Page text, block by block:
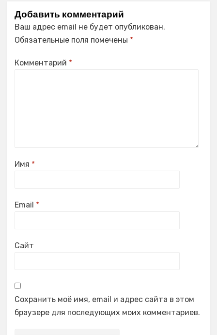
Добавить комментарий
Ваш адрес email не будет опубликован.
Обязательные поля помечены *
Комментарий *
Имя *
Email *
Сайт
Сохранить моё имя, email и адрес сайта в этом
браузере для последующих моих комментариев.